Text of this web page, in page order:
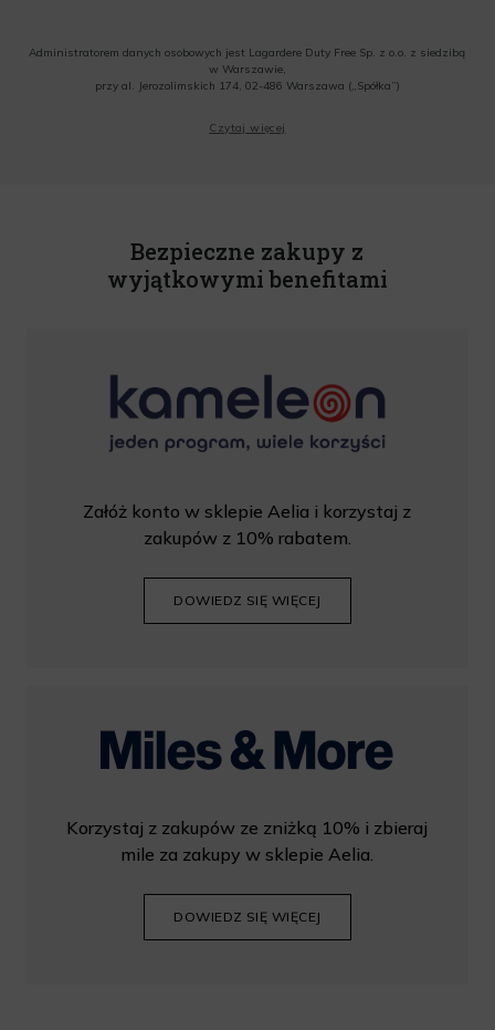
Administratorem danych osobowych jest Lagardere Duty Free Sp. z o.o. z siedzibą
w Warszawie,
przy al. Jerozolimskich 174, 02-486 Warszawa („Spółka”)
o.o. informacji handlowych, w tym newslettera, informacji o promocjach i
Czytaj więcej
Bezpieczne zakupy z
wyjątkowymi benefitami
Załóż konto w sklepie Aelia i korzystaj z
zakupów z 10% rabatem.
DOWIEDZ SIĘ WIĘCEJ
Korzystaj z zakupów ze zniżką 10% i zbieraj
mile za zakupy w sklepie Aelia.
DOWIEDZ SIĘ WIĘCEJ